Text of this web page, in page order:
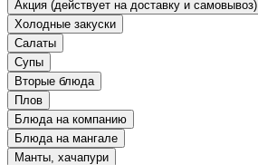
Акция (действует на доставку и самовывоз)
Холодные закуски
Салаты
Супы
Вторые блюда
Плов
Блюда на компанию
Блюда на мангале
Манты, хачапури